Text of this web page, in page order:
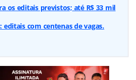
os editais previstos; até R$ 33 mil
editais com centenas de vagas.